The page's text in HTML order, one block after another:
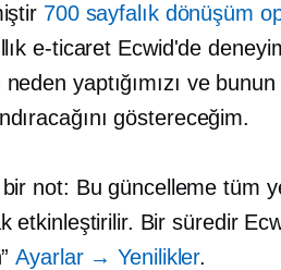
700 sayfalık dönüşüm
e-ticaret Ecwid'de
neden yaptığımızı ve
göstereceğim.
bir not: Bu güncelleme tüm
etkinleştirilir. Bir süredir
Ayarlar → Yenilikler.